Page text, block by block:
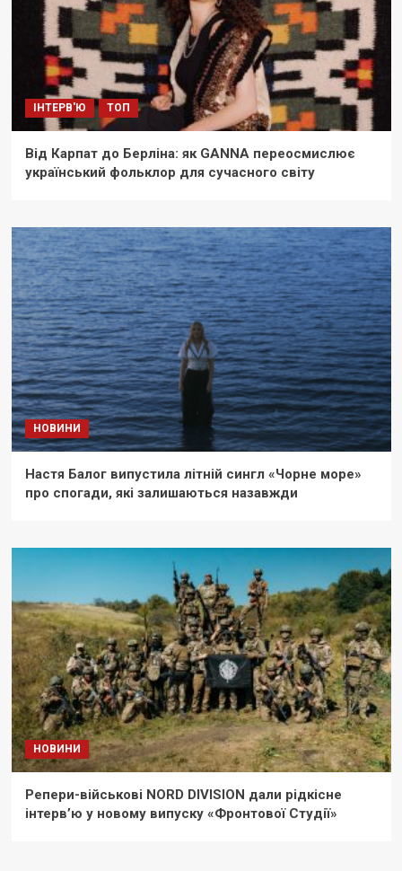
ІНТЕРВ'Ю ТОП
Від Карпат до Берліна: як GANNA переосмислює
український фольклор для сучасного світу
НОВИНИ
Настя Балог випустила літній сингл «Чорне море»
про спогади, які залишаються назавжди
НОВИНИ
Репери-військові NORD DIVISION дали рідкісне
інтерв’ю у новому випуску «Фронтової Студії»